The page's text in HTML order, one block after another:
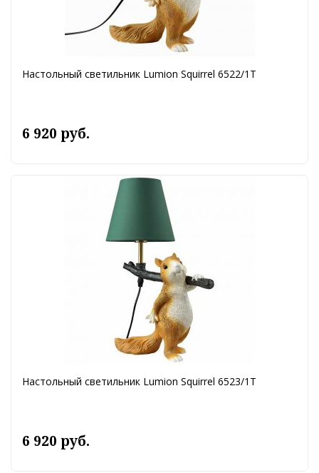
Настольный светильник Lumion Squirrel 6522/1T
6 920 руб.
Настольный светильник Lumion Squirrel 6523/1T
6 920 руб.